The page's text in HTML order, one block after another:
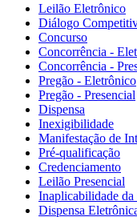
Leilão Eletrônico
Diálogo
Concurso
Concorrência -
Concorrência -
Pregão - Eletrônico
Pregão - Presencial
Dispensa
Inexigibilidade
Manifestação de
Pré-qualificação
Credenciamento
Leilão Presencial
Inaplicabilidade
Dispensa